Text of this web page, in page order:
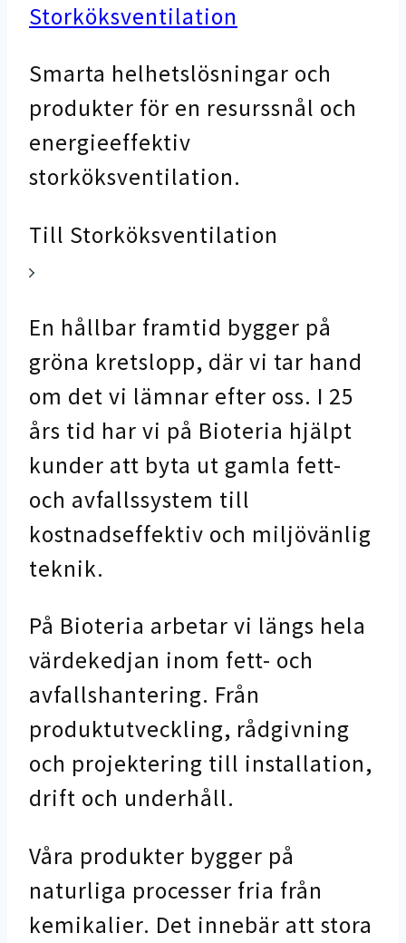
Storköksventilation
Smarta helhetslösningar och
produkter för en resurssnål och
energieeffektiv
storköksventilation.
Till Storköksventilation
En hållbar framtid bygger på
gröna kretslopp, där vi tar hand
om det vi lämnar efter oss. I 25
års tid har vi på Bioteria hjälpt
kunder att byta ut gamla fett-
och avfallssystem till
kostnadseffektiv och miljövänlig
teknik.
På Bioteria arbetar vi längs hela
värdekedjan inom fett- och
avfallshantering. Från
produktutveckling, rådgivning
och projektering till installation,
drift och underhåll.
Våra produkter bygger på
naturliga processer fria från
kemikalier. Det innebär att stora